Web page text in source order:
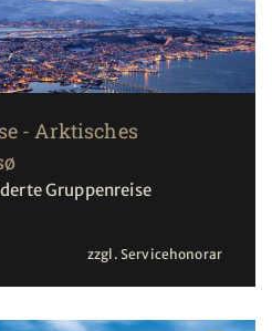
- Arktisches
Gruppenreise
zzgl. Servicehonorar